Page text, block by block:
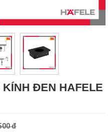
ĐEN HAFELE
đ